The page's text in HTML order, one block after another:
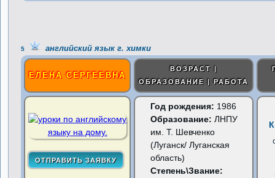
5 английский язык г. химки
ЕЛЕНА СЕРГЕЕВНА
ВОЗРАСТ |
ОБРАЗОВАНИЕ | РАБОТА
Год рождения: 1986
Образование: ЛНПУ
им. Т. Шевченко
(Луганск/ Луганская
область)
Степень\Звание: